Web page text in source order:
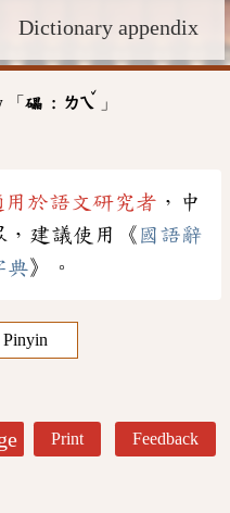
Dictionary appendix
「 礧 : ㄌㄟ
ˇ
」
用於語文研究者 ，中
，建議使用《 國語辭
典》。
Print Feedback